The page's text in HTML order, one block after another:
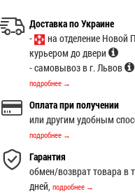
Доставка по Украине
-
на отделение Новой
курьером до двери
- самовывоз в г. Львов
подробнее →
Оплата при получении
или другим удобным
подробнее →
Гарантия
обмен/возврат товара в
дней,подробнее →